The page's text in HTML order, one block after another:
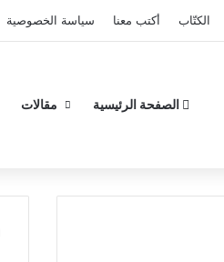
الكتّاب أكتب معنا سياسة الخصوصية
الصفحة الرئيسية مقالات